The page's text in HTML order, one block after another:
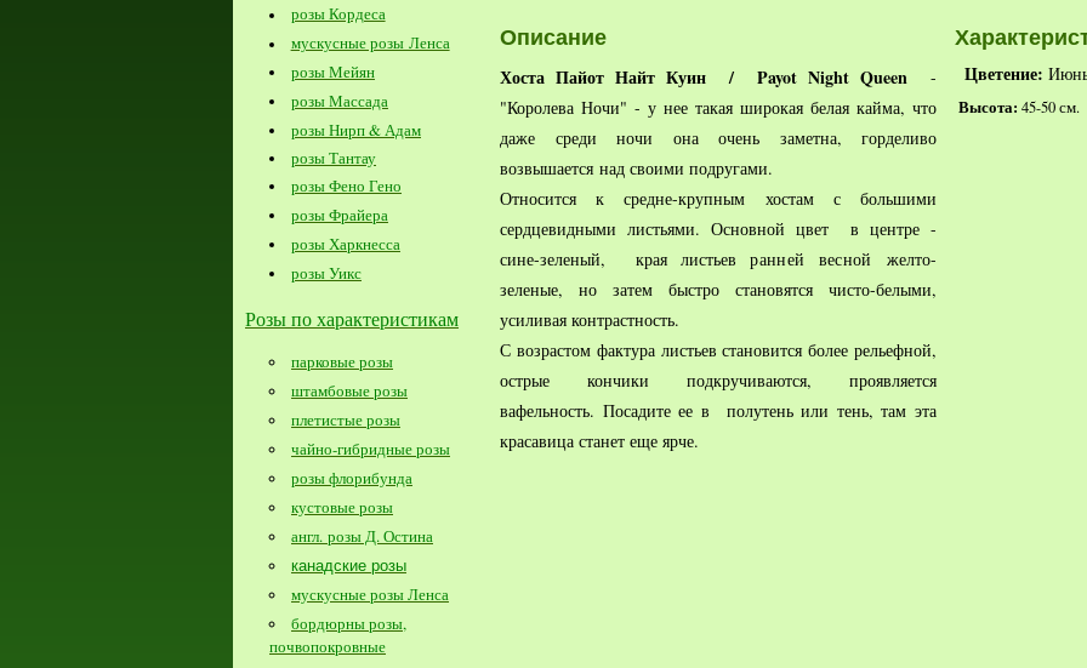
розы Кордеса
мускусные розы Ленса
розы Мейян
розы Массада
розы Нирп & Адам
розы Тантау
розы Фено Гено
розы Фрайера
розы Харкнесса
розы Уикс
Розы по характеристикам
парковые розы
штамбовые розы
плетистые розы
чайно-гибридные розы
розы флорибунда
кустовые розы
англ. розы Д. Остина
канадские розы
мускусные розы Ленса
бордюрны розы,
почвопокровные
Описание
Хоста Пайот Найт Куин / Payot Night Queen -
"Королева Ночи" - у нее такая широкая белая кайма, что
даже среди ночи она очень заметна, горделиво
возвышается над своими подругами.
Относится к средне-крупным хостам с большими
сердцевидными листьями. Основной цвет в центре -
сине-зеленый, края листьевранней веснойжелто-
зеленые, но затем быстро становятся чисто-белыми,
усиливая контрастность.
С возрастом фактура листьев становится более рельефной,
острые кончики подкручиваются, проявляется
вафельность. Посадите ее в полутень или тень, там эта
красавица станет еще ярче.
Цветение:
Высота: 45-50 см.